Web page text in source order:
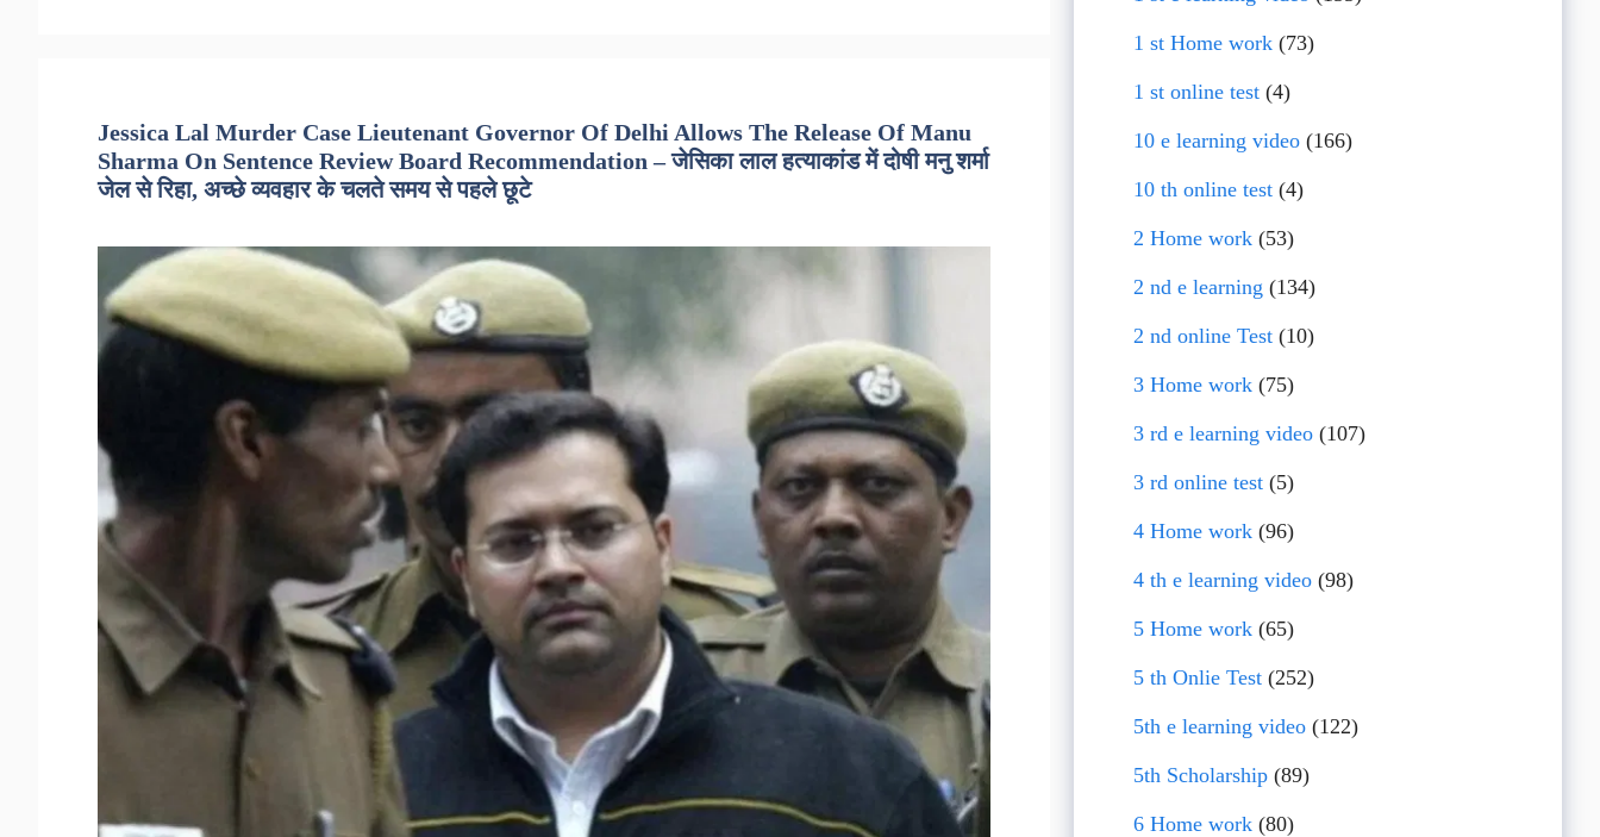
Jessica Lal Murder Case Lieutenant Governor Of Delhi Allows The Release Of Manu
Sharma On Sentence Review Board Recommendation – जेसिका लाल हत्याकांड में दोषी मनु शर्मा
जेल से रिहा, अच्छे व्यवहार के चलते समय से पहले छूटे
1 st Home work(73)
1 st online test(4)
10 e learning video(166)
10 th online test(4)
2 Home work(53)
2 nd e learning (134)
2 nd online Test(10)
3 Home work(75)
3 rd e learning video(107)
3 rd online test(5)
4 Home work(96)
4 th e learning video(98)
5 Home work(65)
5 th Onlie Test(252)
5th e learning video(122)
5th Scholarship(89)
6 Home work(80)